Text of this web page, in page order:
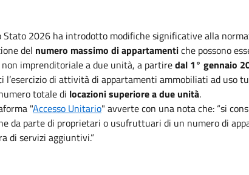
Stato 2026 ha introdotto modifiche significative alla
del numero massimo di appartamentiche possono
imprenditoriale a due unità, a partiredal 1° gennaio
l’esercizio di attività di appartamenti ammobiliati ad uso
totale di locazioni superiore a due unità.
"Accesso Unitario" avverte con una nota che: “si
da parte di proprietari o usufruttuari di un numero di
di servizi aggiuntivi.”